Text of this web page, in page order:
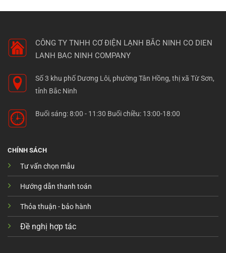
CÔNG TY TNHH CƠ ĐIỆN LẠNH BẮC NINH CO DIEN
LANH BAC NINH COMPANY
Số 3 khu phố Dương Lôi, phường Tân Hồng, thị xã Từ Sơn,
tỉnh Bắc Ninh
Buổi sáng: 8:00 - 11:30 Buổi chiều: 13:00-18:00
CHÍNH SÁCH
Tư vấn chọn mẫu
Hướng dẫn thanh toán
Thỏa thuận - bảo hành
Đề nghị hợp tác